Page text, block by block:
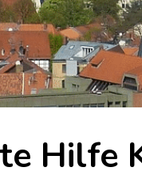
Hilfe